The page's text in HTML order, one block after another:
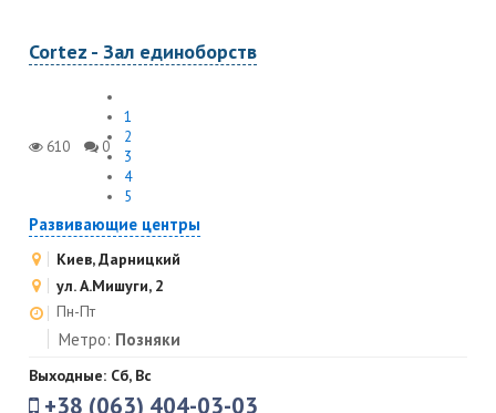
Cortez - Зал единоборств
610 0
1
2
3
4
5
Развивающие центры
Киев, Дарницкий
ул. А.Мишуги, 2
Пн-Пт
Метро: Позняки
Выходные: Сб, Вс
+38 (063) 404-03-03